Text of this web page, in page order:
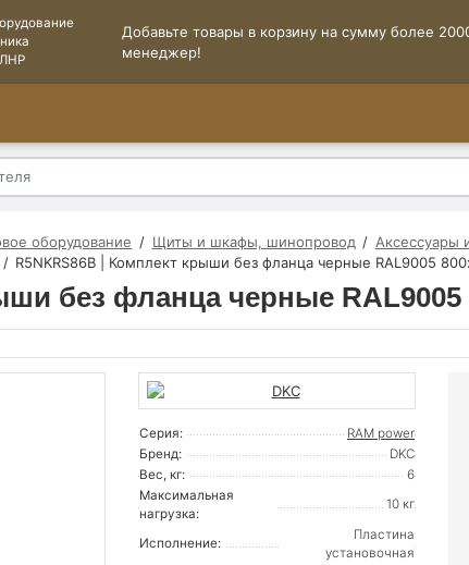
Добавьте товары в корзину на сумму более
менеджер!
оборудование Щиты и шкафы, шинопровод
Аксессуары
R5NKRS86B | Комплект крыши без фланца черные RAL9005
без фланца черные RAL9005
Серия:
RAM power
Бренд:
DKC
Вес, кг:
6
Максимальная
нагрузка:
10 кг
Исполнение:
Пластина
установочная